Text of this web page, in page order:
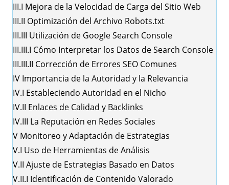
III.I Mejora de la Velocidad de Carga del Sitio Web
III.II Optimización del Archivo Robots.txt
III.III Utilización de Google Search Console
III.III.I Cómo Interpretar los Datos de Search Console
III.III.II Corrección de Errores SEO Comunes
IV Importancia de la Autoridad y la Relevancia
IV.I Estableciendo Autoridad en el Nicho
IV.II Enlaces de Calidad y Backlinks
IV.III La Reputación en Redes Sociales
V Monitoreo y Adaptación de Estrategias
V.I Uso de Herramientas de Análisis
V.II Ajuste de Estrategias Basado en Datos
V.II.I Identificación de Contenido Valorado